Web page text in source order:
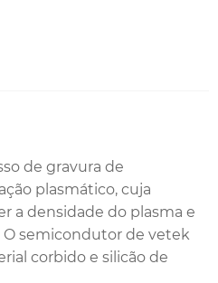
de gravura de
plasmático, cuja
a densidade do plasma e
O semicondutor de vetek
corbido e silicão de